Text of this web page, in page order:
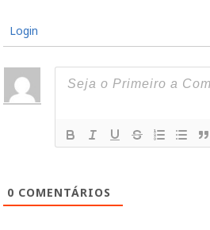
Login
0 COMENTÁRIOS